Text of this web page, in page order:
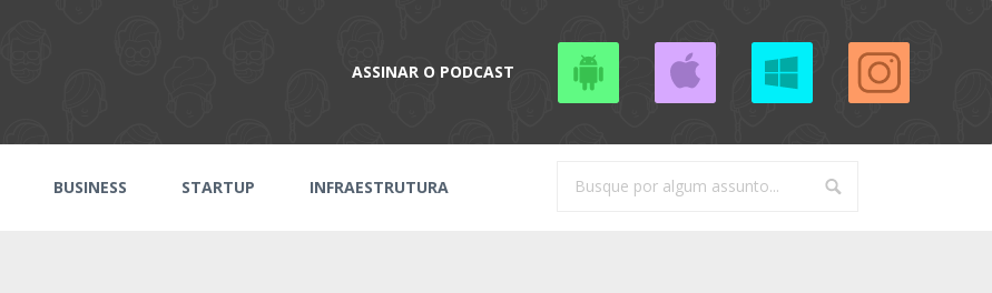
ASSINAR O PODCAST
BUSINESS STARTUP INFRAESTRUTURA